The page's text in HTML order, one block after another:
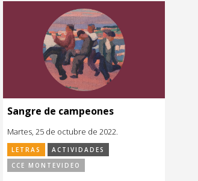
Sangre de campeones
Martes, 25 de octubre de 2022.
LETRAS
ACTIVIDADES
CCE MONTEVIDEO